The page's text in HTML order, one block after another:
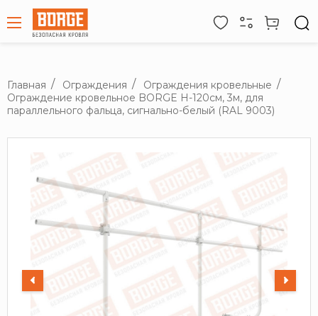
Главная Ограждения
Ограждения кровельные
Ограждение кровельное BORGE H-120см, 3м, для
параллельного фальца, сигнально-белый (RAL 9003)